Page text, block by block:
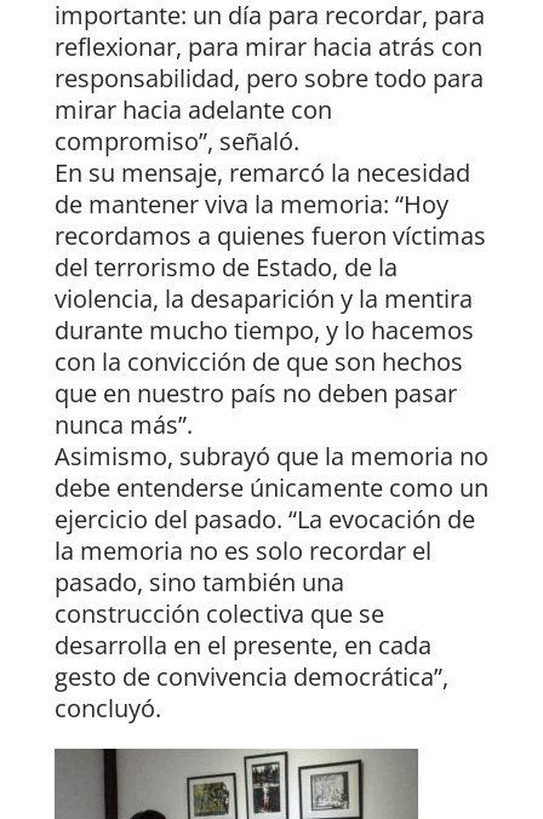
importante: un día para recordar, para
reflexionar, para mirar hacia atrás con
responsabilidad, pero sobre todo para
mirar hacia adelante con
compromiso”, señaló.
En su mensaje, remarcó la necesidad
de mantener viva la memoria: “Hoy
recordamos a quienes fueron víctimas
del terrorismo de Estado, de la
violencia, la desaparición y la mentira
durante mucho tiempo, y lo hacemos
con la convicción de que son hechos
que en nuestro país no deben pasar
nunca más”.
Asimismo, subrayó que la memoria no
debe entenderse únicamente como un
ejercicio del pasado. “La evocación de
la memoria no es solo recordar el
pasado, sino también una
construcción colectiva que se
desarrolla en el presente, en cada
gesto de convivencia democrática”,
concluyó.